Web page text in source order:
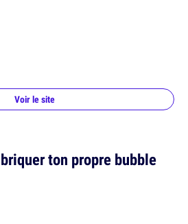
Voir le site
ton propre bubble